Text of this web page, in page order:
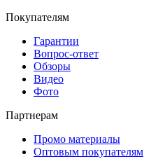
Покупателям
Гарантии
Вопрос-ответ
Обзоры
Видео
Фото
Партнерам
Промо материалы
Оптовым покупателям